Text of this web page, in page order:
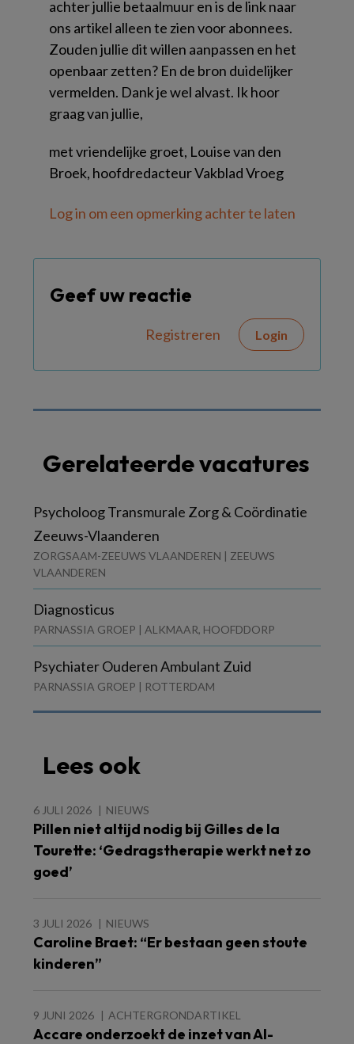
achter jullie betaalmuur en is de link naar
ons artikel alleen te zien voor abonnees.
Zouden jullie dit willen aanpassen en het
openbaar zetten? En de bron duidelijker
vermelden. Dank je wel alvast. Ik hoor
graag van jullie,
met vriendelijke groet, Louise van den
Broek, hoofdredacteur Vakblad Vroeg
Log in om een opmerking achter te laten
Geef uw reactie
Registreren Login
Gerelateerde vacatures
Psycholoog Transmurale Zorg & Coördinatie
Zeeuws-Vlaanderen
ZORGSAAM-ZEEUWS VLAANDEREN | ZEEUWS
VLAANDEREN
Diagnosticus
PARNASSIA GROEP | ALKMAAR, HOOFDDORP
Psychiater Ouderen Ambulant Zuid
PARNASSIA GROEP | ROTTERDAM
Lees ook
6 JULI 2026 NIEUWS
Pillen niet altijd nodig bij Gilles de la
Tourette: ‘Gedragstherapie werkt net zo
goed’
3 JULI 2026 NIEUWS
Caroline Braet: “Er bestaan geen stoute
kinderen”
9 JUNI 2026 ACHTERGRONDARTIKEL
Accare onderzoekt de inzet van AI-